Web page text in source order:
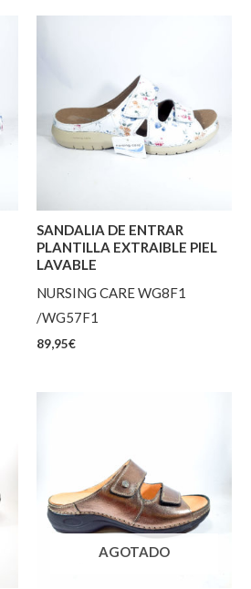
SANDALIA DE ENTRAR
PLANTILLA EXTRAIBLE PIEL
LAVABLE
NURSING CARE WG8F1
/WG57F1
89,95€
AGOTADO